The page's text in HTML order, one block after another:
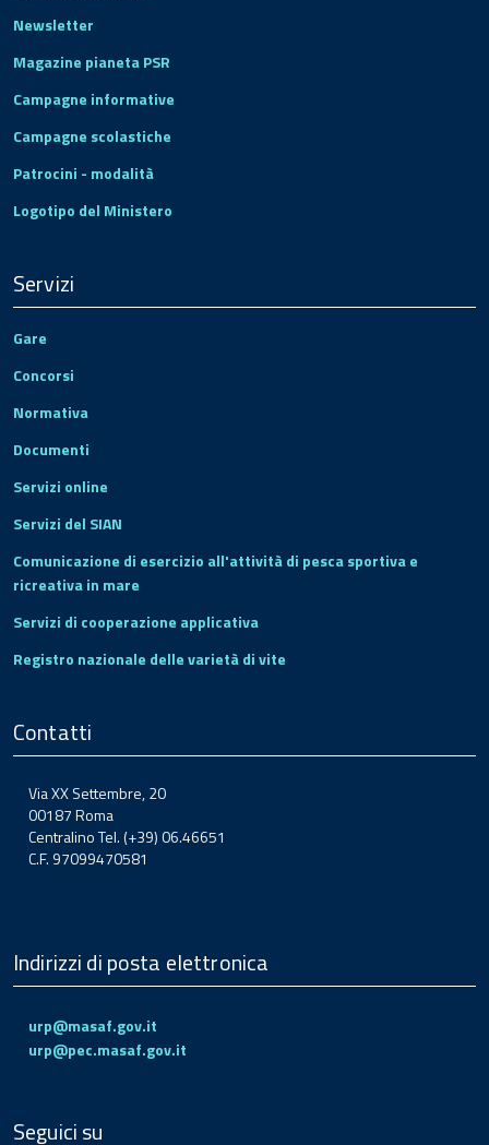
Newsletter
Magazine pianeta PSR
Campagne informative
Campagne scolastiche
Patrocini - modalità
Logotipo del Ministero
Servizi
Gare
Concorsi
Normativa
Documenti
Servizi online
Servizi del SIAN
Comunicazione di esercizio all'attività di pesca sportiva e
ricreativa in mare
Servizi di cooperazione applicativa
Registro nazionale delle varietà di vite
Contatti
Via XX Settembre, 20
00187 Roma
Centralino Tel. (+39) 06.46651
C.F. 97099470581
Indirizzi di posta elettronica
urp@masaf.gov.it
urp@pec.masaf.gov.it
Seguici su